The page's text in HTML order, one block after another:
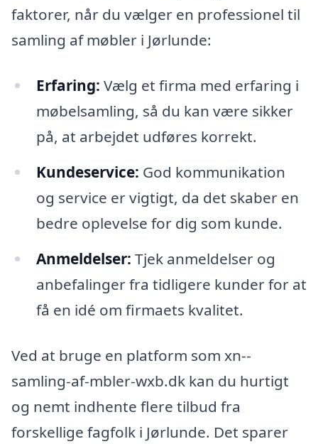
faktorer, når du vælger en professionel til
samling af møbler i Jørlunde:
Erfaring: Vælg et firma med erfaring i
møbelsamling, så du kan være sikker
på, at arbejdet udføres korrekt.
Kundeservice: God kommunikation
og service er vigtigt, da det skaber en
bedre oplevelse for dig som kunde.
Anmeldelser: Tjek anmeldelser og
anbefalinger fra tidligere kunder for at
få en idé om firmaets kvalitet.
Ved at bruge en platform som xn--
samling-af-mbler-wxb.dk kan du hurtigt
og nemt indhente flere tilbud fra
forskellige fagfolk i Jørlunde. Det sparer